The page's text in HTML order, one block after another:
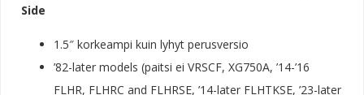
Side
1.5″ korkeampi kuin lyhyt perusversio
’82-later models (paitsi ei VRSCF, XG750A, ’14-’16
FLHR, FLHRC and FLHRSE, ’14-later FLHTKSE, ’23-later